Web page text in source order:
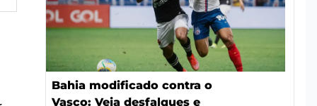
Bahia modificado contra o
Vasco: Veja desfalques e